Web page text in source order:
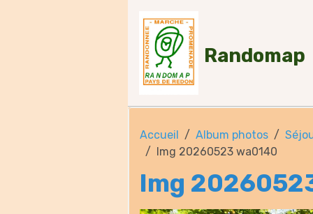
Randomap
Accueil Album photos
Img 20260523 wa0140
Img